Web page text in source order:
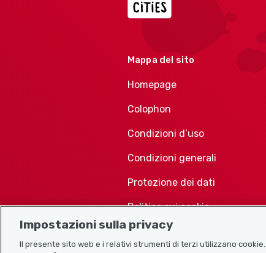
Mappa del sito
Homepage
Colophon
Condizioni d’uso
Condizioni generali
Protezione dei dati
Politica sui cookie
Impostazioni sulla privacy
Il presente sito web e i relativi strumenti di terzi utilizzano